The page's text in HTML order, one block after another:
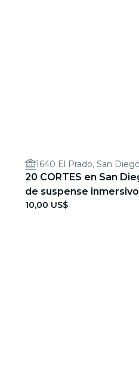
1640 El Prado, San Diego
20 CORTES en San
de suspense
real
10,00 US$